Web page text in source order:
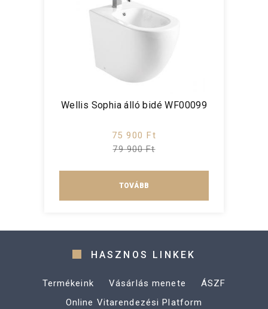
Wellis Sophia álló bidé WF00099
75 900 Ft
79 900 Ft
TOVÁBB
HASZNOS LINKEK
Termékeink Vásárlás menete
ÁSZF
Online Vitarendezési Platform